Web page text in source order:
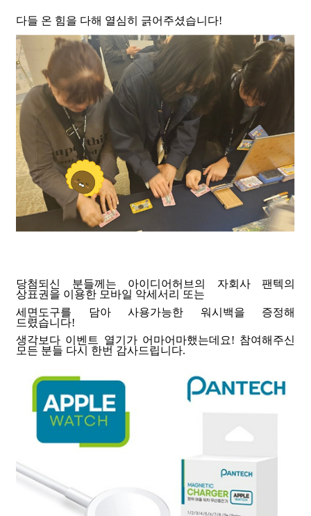
다들 온 힘을 다해 열심히 긁어주셨습니다!
당첨되신 분들께는 아이디어허브의 자회사 팬텍의
상표권을 이용한 모바일 악세서리 또는
세면도구를 담아 사용가능한 워시백을 증정해
드렸습니다!
생각보다 이벤트 열기가 어마어마했는데요! 참여해주신
모든 분들 다시 한번 감사드립니다.